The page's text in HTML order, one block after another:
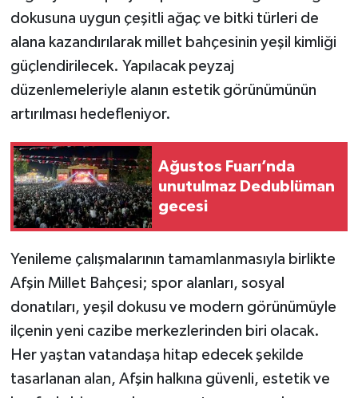
dokusuna uygun çeşitli ağaç ve bitki türleri de
alana kazandırılarak millet bahçesinin yeşil kimliği
güçlendirilecek. Yapılacak peyzaj
düzenlemeleriyle alanın estetik görünümünün
artırılması hedefleniyor.
Ağustos Fuarı’nda
unutulmaz Dedublüman
gecesi
Yenileme çalışmalarının tamamlanmasıyla birlikte
Afşin Millet Bahçesi; spor alanları, sosyal
donatıları, yeşil dokusu ve modern görünümüyle
ilçenin yeni cazibe merkezlerinden biri olacak.
Her yaştan vatandaşa hitap edecek şekilde
tasarlanan alan, Afşin halkına güvenli, estetik ve